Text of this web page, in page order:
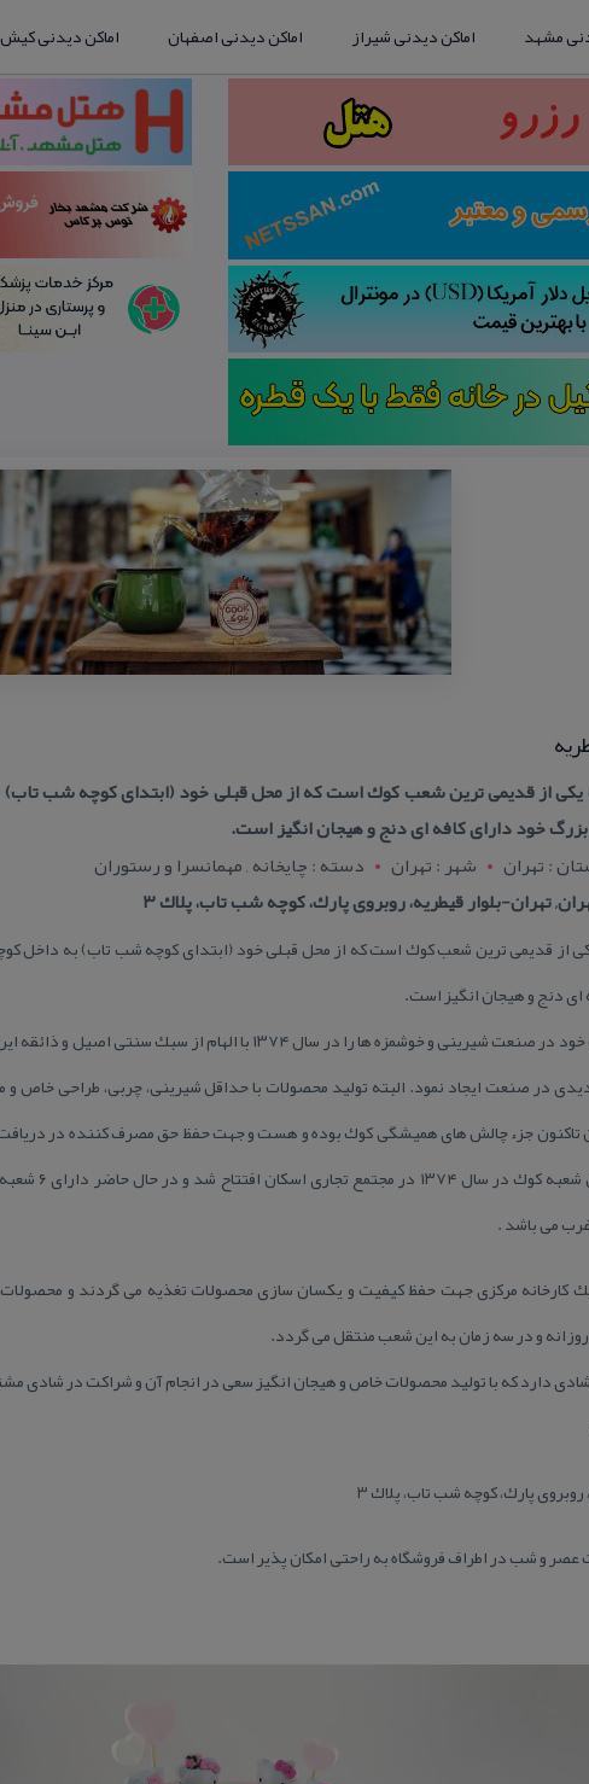
مشهد اماکن دیدنی شیراز اماکن دیدنی اصفهان اماکن دیدنی کیش
از قدیمی ترین شعب كوك است كه از محل قبلی خود (ابتدای كوچه شب
خود دارای كافه ای دنج و هیجان انگیز است.
: تهران شهر : تهران
دسته : چایخانه , مهمانسرا و رستوران
تهران-بلوار قیطریه، روبروی پارك، كوچه شب تاب، پلاك ۳
از قدیمی ترین شعب كوك است كه از محل قبلی خود (ابتدای كوچه شب تاب) به داخل
ای دنج و هیجان انگیز است.
مجموعه كوك، فعالیت خود در صنعت شیرینی و خوشمزه ها را در سال
در صنعت ایجاد نمود. البته تولید محصولات با حداقل شیرینی، چربی، طراحی خاص
تاكنون جزء چالش های همیشگی كوك بوده و هست و جهت حفظ حق مصرف كننده در
را نموده
می باشد .
كارخانه مركزی جهت حفظ كیفیت و یكسان سازی محصولات تغذیه می گردند و
و در سه زمان به این شعب منتقل می گردد.
دارد كه با تولید محصولات خاص و هیجان انگیز سعی در انجام آن و شراكت در شادی
پارك، كوچه شب تاب، پلاك ۳
عصر و شب در اطراف فروشگاه به راحتی امكان پذیر است.